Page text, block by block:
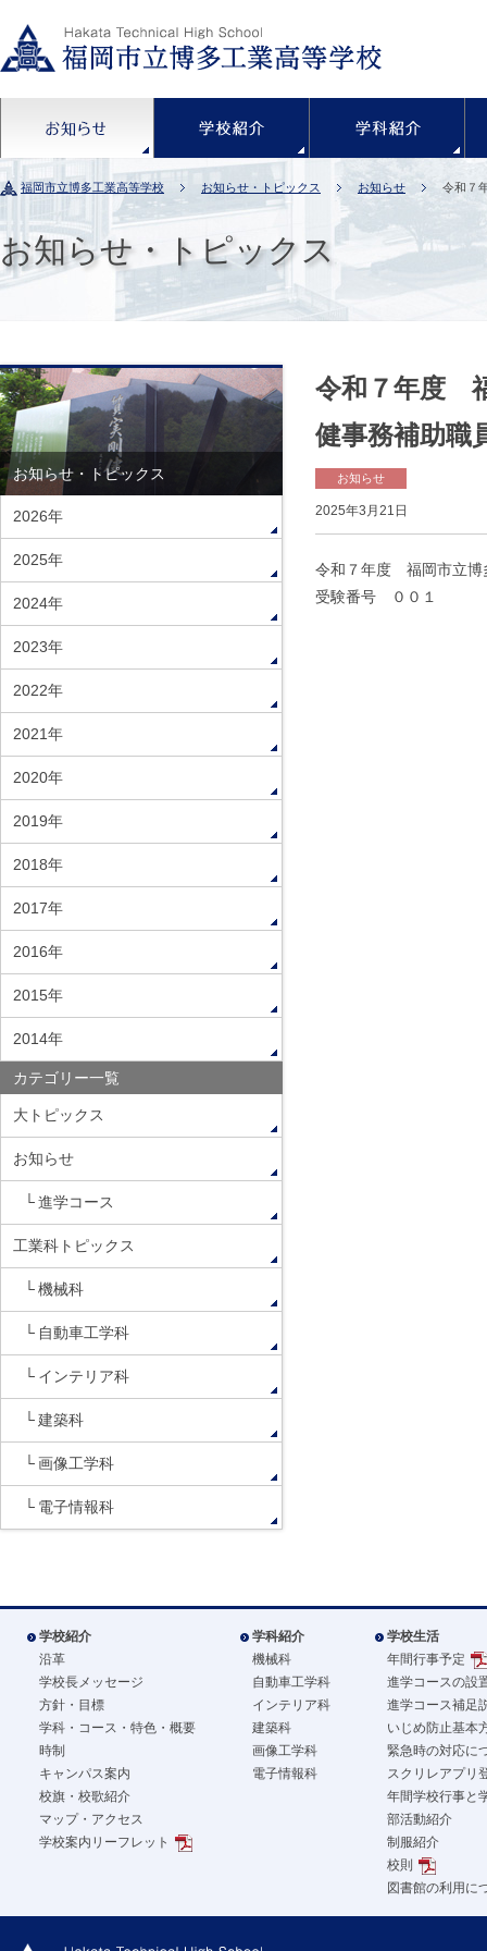
福岡市立博多工業高等学校 お知らせ・トピックス お知らせ 令和７
お知らせ・トピックス
令和７年度
健事務補助職
お知らせ
2025年3月21日
令和７年度 福岡市立博
受験番号 ００１
お知らせ・トピックス
2026年
2025年
2024年
2023年
2022年
2021年
2020年
2019年
2018年
2017年
2016年
2015年
2014年
カテゴリー一覧
大トピックス
お知らせ
進学コース
工業科トピックス
機械科
自動車工学科
インテリア科
建築科
画像工学科
電子情報科
学校紹介
沿革
学校長メッセージ
方針・目標
学科・コース・特色・概要
時制
キャンパス案内
校旗・校歌紹介
マップ・アクセス
学校案内リーフレット
学科紹介
機械科
自動車工学科
インテリア科
建築科
画像工学科
電子情報科
学校生活
年間行事予定
進学コースの設
進学コース補足
いじめ防止基本
緊急時の対応に
スクリレアプリ
年間学校行事と
部活動紹介
制服紹介
校則
図書館の利用に